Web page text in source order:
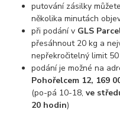
putování zásilky
několika minutách
při podání v GLS
přesáhnout 20 kg a
nepřekročitelný limit
podání je možné na
Pohořelcem 12, 169
(po-pá 10-18,ve
20 hodin)